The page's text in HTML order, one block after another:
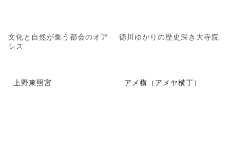
文化と自然が集う都会のオア
シス
徳川ゆかりの歴史深き大寺院
上野東照宮 アメ横（アメヤ横丁）